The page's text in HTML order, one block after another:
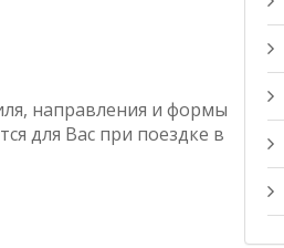
направления и формы
для Вас при поездке в